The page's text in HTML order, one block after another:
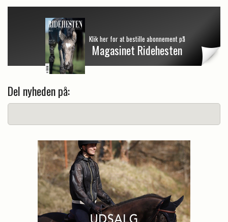
Klik her for at bestille abonnement på
Magasinet Ridehesten
Del nyheden på: